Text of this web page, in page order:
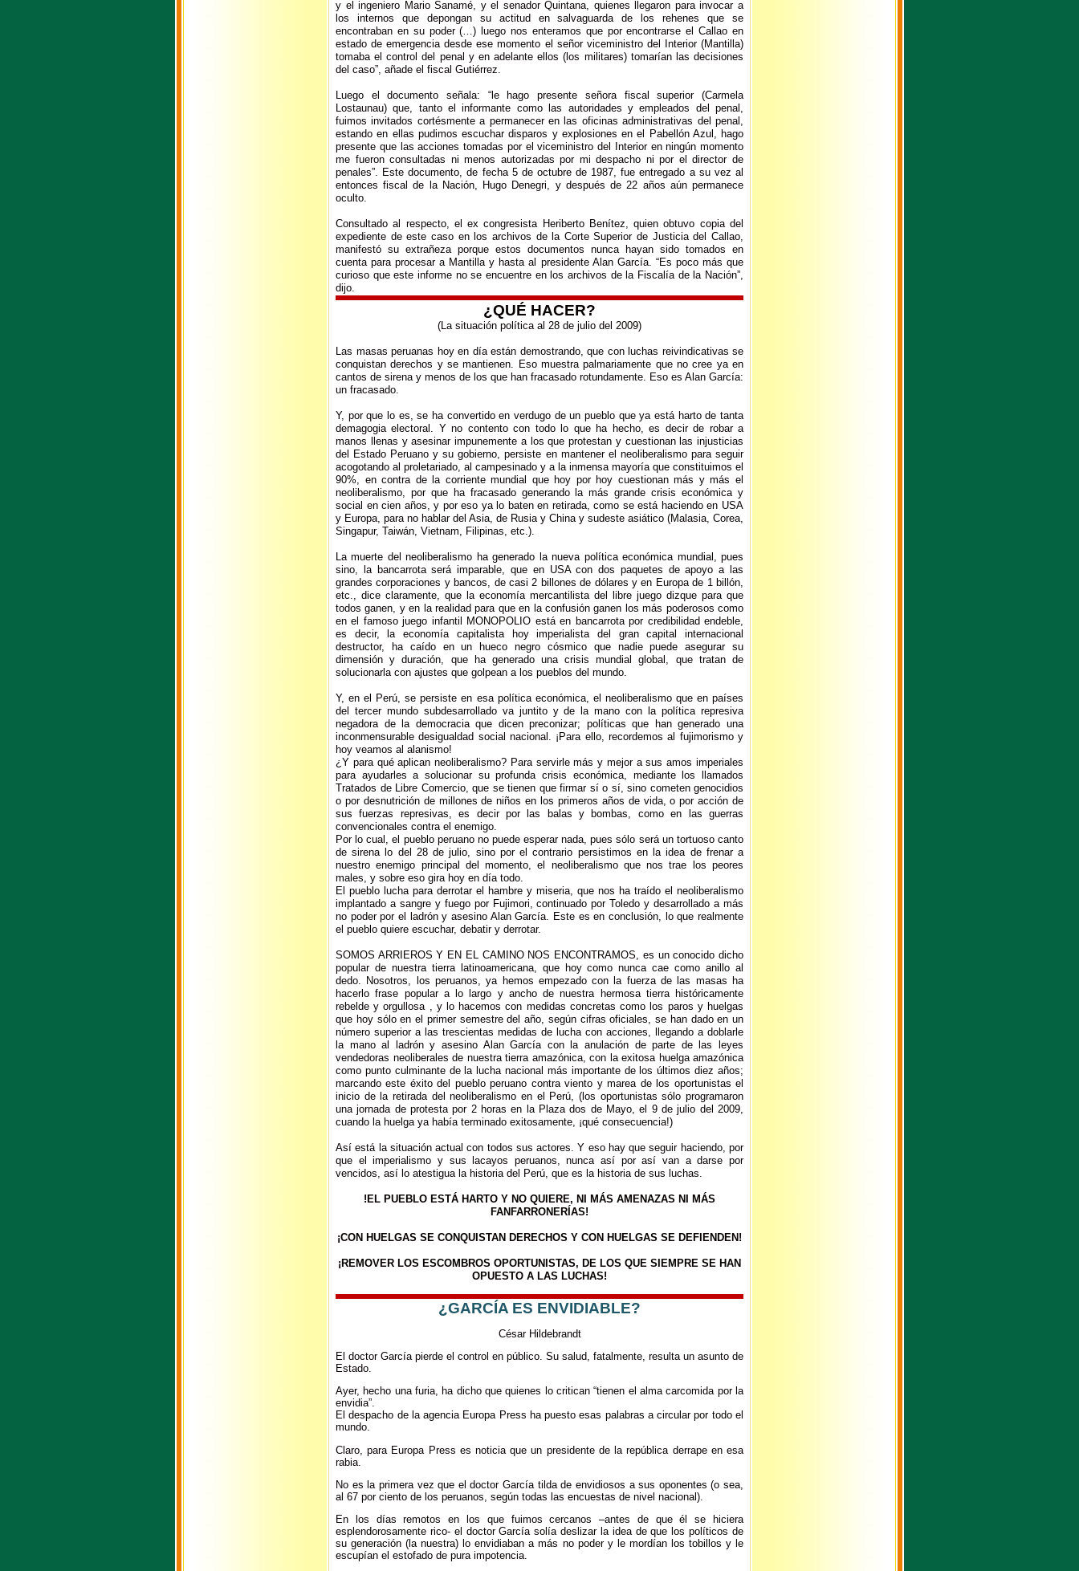
y el ingeniero Mario Sanamé, y el senador Quintana, quienes llegaron para invocar a
los internos que depongan su actitud en salvaguarda de los rehenes que se
encontraban en su poder (…) luego nos enteramos que por encontrarse el Callao en
estado de emergencia desde ese momento el señor viceministro del Interior (Mantilla)
tomaba el control del penal y en adelante ellos (los militares) tomarían las decisiones
del caso”, añade el fiscal Gutiérrez.
Luego el documento señala: “le hago presente señora fiscal superior (Carmela
Lostaunau) que, tanto el informante como las autoridades y empleados del penal,
fuimos invitados cortésmente a permanecer en las oficinas administrativas del penal,
estando en ellas pudimos escuchar disparos y explosiones en el Pabellón Azul, hago
presente que las acciones tomadas por el viceministro del Interior en ningún momento
me fueron consultadas ni menos autorizadas por mi despacho ni por el director de
penales”. Este documento, de fecha 5 de octubre de 1987, fue entregado a su vez al
entonces fiscal de la Nación, Hugo Denegri, y después de 22 años aún permanece
oculto.
Consultado al respecto, el ex congresista Heriberto Benítez, quien obtuvo copia del
expediente de este caso en los archivos de la Corte Superior de Justicia del Callao,
manifestó su extrañeza porque estos documentos nunca hayan sido tomados en
cuenta para procesar a Mantilla y hasta al presidente Alan García. “Es poco más que
curioso que este informe no se encuentre en los archivos de la Fiscalía de la Nación”,
dijo.
¿QUÉ HACER?
(La situación política al 28 de julio del 2009)
Las masas peruanas hoy en día están demostrando, que con luchas reivindicativas se
conquistan derechos y se mantienen. Eso muestra palmariamente que no cree ya en
cantos de sirena y menos de los que han fracasado rotundamente. Eso es Alan García:
un fracasado.
Y, por que lo es, se ha convertido en verdugo de un pueblo que ya está harto de tanta
demagogia electoral. Y no contento con todo lo que ha hecho, es decir de robar a
manos llenas y asesinar impunemente a los que protestan y cuestionan las injusticias
del Estado Peruano y su gobierno, persiste en mantener el neoliberalismo para seguir
acogotando al proletariado, al campesinado y a la inmensa mayoría que constituimos el
90%, en contra de la corriente mundial que hoy por hoy cuestionan más y más el
neoliberalismo, por que ha fracasado generando la más grande crisis económica y
social en cien años, y por eso ya lo baten en retirada, como se está haciendo en USA
y Europa, para no hablar del Asia, de Rusia y China y sudeste asiático (Malasia, Corea,
Singapur, Taiwán, Vietnam, Filipinas, etc.).
La muerte del neoliberalismo ha generado la nueva política económica mundial, pues
sino, la bancarrota será imparable, que en USA con dos paquetes de apoyo a las
grandes corporaciones y bancos, de casi 2 billones de dólares y en Europa de 1 billón,
etc., dice claramente, que la economía mercantilista del libre juego dizque para que
todos ganen, y en la realidad para que en la confusión ganen los más poderosos como
en el famoso juego infantil MONOPOLIO está en bancarrota por credibilidad endeble,
es decir, la economía capitalista hoy imperialista del gran capital internacional
destructor, ha caído en un hueco negro cósmico que nadie puede asegurar su
dimensión y duración, que ha generado una crisis mundial global, que tratan de
solucionarla con ajustes que golpean a los pueblos del mundo.
Y, en el Perú, se persiste en esa política económica, el neoliberalismo que en países
del tercer mundo subdesarrollado va juntito y de la mano con la política represiva
negadora de la democracia que dicen preconizar; políticas que han generado una
inconmensurable desigualdad social nacional. ¡Para ello, recordemos al fujimorismo y
hoy veamos al alanismo!
¿Y para qué aplican neoliberalismo? Para servirle más y mejor a sus amos imperiales
para ayudarles a solucionar su profunda crisis económica, mediante los llamados
Tratados de Libre Comercio, que se tienen que firmar sí o sí, sino cometen genocidios
o por desnutrición de millones de niños en los primeros años de vida, o por acción de
sus fuerzas represivas, es decir por las balas y bombas, como en las guerras
convencionales contra el enemigo.
Por lo cual, el pueblo peruano no puede esperar nada, pues sólo será un tortuoso canto
de sirena lo del 28 de julio, sino por el contrario persistimos en la idea de frenar a
nuestro enemigo principal del momento, el neoliberalismo que nos trae los peores
males, y sobre eso gira hoy en día todo.
El pueblo lucha para derrotar el hambre y miseria, que nos ha traído el neoliberalismo
implantado a sangre y fuego por Fujimori, continuado por Toledo y desarrollado a más
no poder por el ladrón y asesino Alan García. Este es en conclusión, lo que realmente
el pueblo quiere escuchar, debatir y derrotar.
SOMOS ARRIEROS Y EN EL CAMINO NOS ENCONTRAMOS, es un conocido dicho
popular de nuestra tierra latinoamericana, que hoy como nunca cae como anillo al
dedo. Nosotros, los peruanos, ya hemos empezado con la fuerza de las masas ha
hacerlo frase popular a lo largo y ancho de nuestra hermosa tierra históricamente
rebelde y orgullosa , y lo hacemos con medidas concretas como los paros y huelgas
que hoy sólo en el primer semestre del año, según cifras oficiales, se han dado en un
número superior a las trescientas medidas de lucha con acciones, llegando a doblarle
la mano al ladrón y asesino Alan García con la anulación de parte de las leyes
vendedoras neoliberales de nuestra tierra amazónica, con la exitosa huelga amazónica
como punto culminante de la lucha nacional más importante de los últimos diez años;
marcando este éxito del pueblo peruano contra viento y marea de los oportunistas el
inicio de la retirada del neoliberalismo en el Perú, (los oportunistas sólo programaron
una jornada de protesta por 2 horas en la Plaza dos de Mayo, el 9 de julio del 2009,
cuando la huelga ya había terminado exitosamente, ¡qué consecuencia!)
Así está la situación actual con todos sus actores. Y eso hay que seguir haciendo, por
que el imperialismo y sus lacayos peruanos, nunca así por así van a darse por
vencidos, así lo atestigua la historia del Perú, que es la historia de sus luchas.
!EL PUEBLO ESTÁ HARTO Y NO QUIERE, NI MÁS AMENAZAS NI MÁS
FANFARRONERÍAS!
¡CON HUELGAS SE CONQUISTAN DERECHOS Y CON HUELGAS SE DEFIENDEN!
¡REMOVER LOS ESCOMBROS OPORTUNISTAS, DE LOS QUE SIEMPRE SE HAN
OPUESTO A LAS LUCHAS!
¿GARCÍA ES ENVIDIABLE?
César Hildebrandt
El doctor García pierde el control en público. Su salud, fatalmente, resulta un asunto de
Estado.
Ayer, hecho una furia, ha dicho que quienes lo critican “tienen el alma carcomida por la
envidia”.
El despacho de la agencia Europa Press ha puesto esas palabras a circular por todo el
mundo.
Claro, para Europa Press es noticia que un presidente de la república derrape en esa
rabia.
No es la primera vez que el doctor García tilda de envidiosos a sus oponentes (o sea,
al 67 por ciento de los peruanos, según todas las encuestas de nivel nacional).
En los días remotos en los que fuimos cercanos –antes de que él se hiciera
esplendorosamente rico- el doctor García solía deslizar la idea de que los políticos de
su generación (la nuestra) lo envidiaban a más no poder y le mordían los tobillos y le
escupían el estofado de pura impotencia.